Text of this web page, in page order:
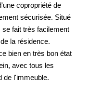
copropriété de
sécurisée. Situé
fait très facilement
la résidence.
bien en très bon état
avec tous les
de l'immeuble.